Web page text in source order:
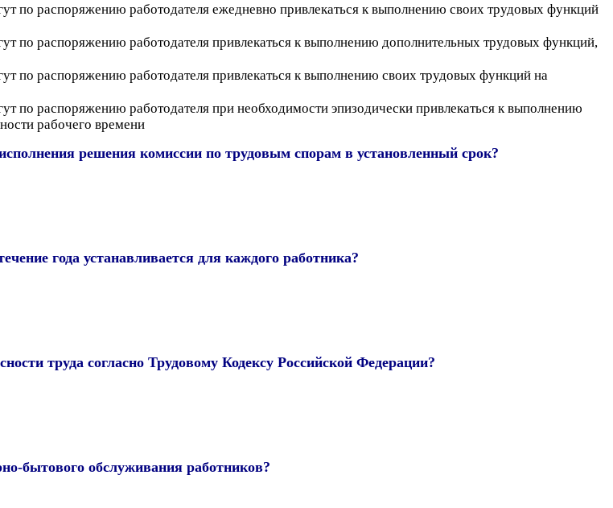
по распоряжению работодателя ежедневно привлекаться к выполнению своих трудовых функций
по распоряжению работодателя привлекаться к выполнению дополнительных трудовых функций,
по распоряжению работодателя привлекаться к выполнению своих трудовых функций на
по распоряжению работодателя при необходимости эпизодически привлекаться к выполнению
рабочего времени
решения комиссии по трудовым спорам в установленный срок?
года устанавливается для каждого работника?
труда согласно Трудовому Кодексу Российской Федерации?
бытового обслуживания работников?